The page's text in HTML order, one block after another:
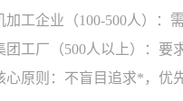
加工企业（100-500人）：
团工厂（500人以上）：要
心原则：不盲目追求*，优